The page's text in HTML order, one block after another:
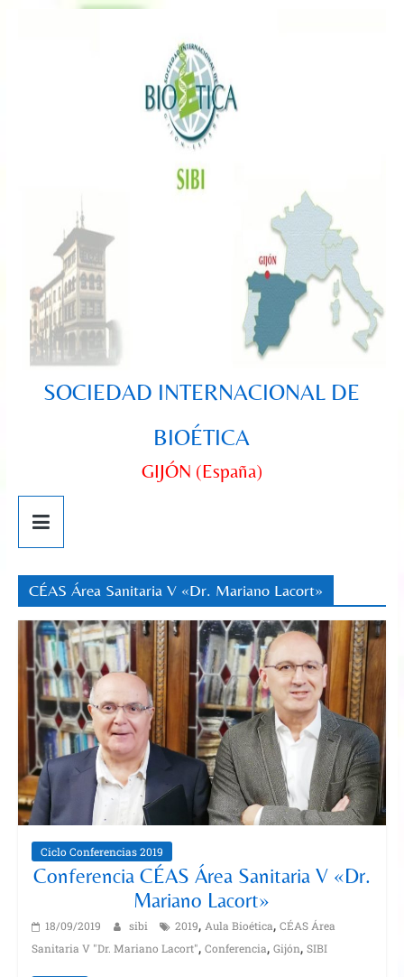
SOCIEDAD INTERNACIONAL DE
BIOÉTICA
GIJÓN (España)
CÉAS Área Sanitaria V «Dr. Mariano Lacort»
Ciclo Conferencias 2019
Conferencia CÉAS Área Sanitaria V «Dr.
Mariano Lacort»
18/09/2019 sibi 2019, Aula Bioética, CÉAS Área
Sanitaria V "Dr. Mariano Lacort", Conferencia, Gijón, SIBI